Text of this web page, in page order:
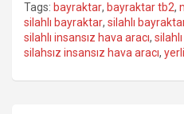
Tags: bayraktar, bayraktar tb2,
silahlı bayraktar, silahlı
silahlı insansız hava aracı,
silahsız insansız hava aracı,